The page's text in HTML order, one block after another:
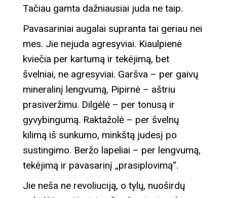
Tačiau gamta dažniausiai juda ne taip.
Pavasariniai augalai supranta tai geriau nei
mes. Jie nejuda agresyviai. Kiaulpienė
kviečia per kartumą ir tekėjimą, bet
švelniai, ne agresyviai. Garšva – per gaivų
mineralinį lengvumą, Pipirnė – aštriu
prasiveržimu. Dilgėlė – per tonusą ir
gyvybingumą. Raktažolė – per švelnų
kilimą iš sunkumo, minkštą judesį po
sustingimo. Beržo lapeliai – per lengvumą,
tekėjimą ir pavasarinį „prasiplovimą“.
Jie neša ne revoliuciją, o tylų, nuoširdų